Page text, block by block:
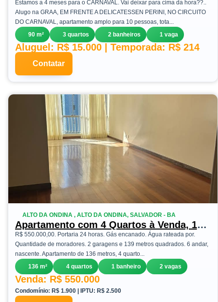
ou Temporada, 90 m²em Graça - Salvador
Estamos a 4 meses para o CARNAVAL. Vai deixar para cima da hora??..
Alugo na GRAA, EM FRENTE A DELICATESSEN PERINI, NO CIRCUITO
DO CARNAVAL, apartamento amplo para 10 pessoas, tota...
90 m²
3 quartos 2 banheiros 1 vaga
Aluguel: R$ 15.000 | Temporada: R$ 214
Contatar
ALTO DA ONDINA , ALTO DA ONDINA, SALVADOR - BA
Apartamento com 4 Quartos à Venda, 136
m²em Alto da Ondina - Salvador
R$ 550.000,00. Portaria 24 horas. Gás encanado. Água rateada por.
Quantidade de moradores. 2 garagens e 139 metros quadrados. 6 andar,
nascente. Apartamento de 136 metros, 4 quarto...
136 m²
4 quartos 1 banheiro 2 vagas
Venda: R$ 550.000
Condomínio: R$ 1.900 | IPTU: R$ 2.500